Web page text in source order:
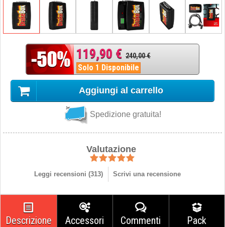
119,90 € 240,00 €
Solo 1 Disponibile
Aggiungi al carrello
Spedizione gratuita!
Valutazione
Leggi recensioni (313) Scrivi una recensione
Descrizione Accessori Commenti Pack